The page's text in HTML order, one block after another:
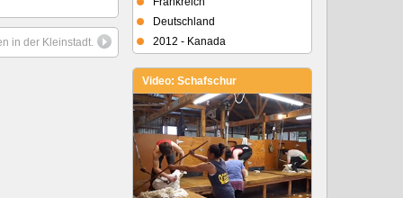
in der Kleinstadt.
Deutschland
2012 - Kanada
Video: Schafschur